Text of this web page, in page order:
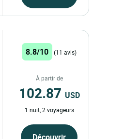
8.8/10 (11 avis)
À partir de
102.87 USD
1 nuit, 2 voyageurs
Découvrir